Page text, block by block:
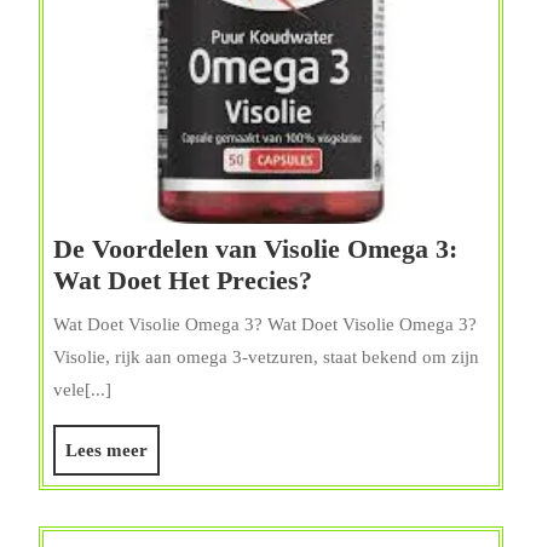
De Voordelen van Visolie Omega 3:
Wat Doet Het Precies?
Voordelen
Visolie
Doet
Het
Wat Doet Visolie Omega 3? Wat Doet Visolie Omega 3?
Visolie, rijk aan omega 3-vetzuren, staat bekend om zijn
vele[...]
Lees meerLees
meer